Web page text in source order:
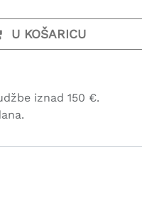
U KOŠARICU
iznad 150 €.